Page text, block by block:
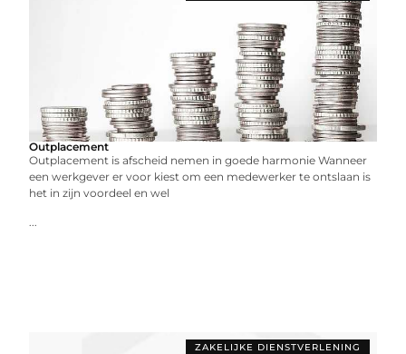
Outplacement
Outplacement is afscheid nemen in goede harmonie Wanneer
een werkgever er voor kiest om een medewerker te ontslaan is
het in zijn voordeel en wel
...
ZAKELIJKE DIENSTVERLENING